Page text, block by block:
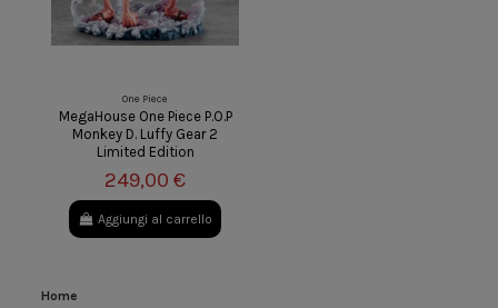
One Piece
MegaHouse One Piece P.O.P
Monkey D. Luffy Gear 2
Limited Edition
249,00 €
Aggiungi al carrello
Home